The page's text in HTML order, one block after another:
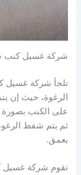
شركة غسيل كنب
تلجأ شركة غسيل
الرغوة، حيث إن
على الكنب بصورة
ثم يتم شفط
بعمق.
تقوم شركة غسيل